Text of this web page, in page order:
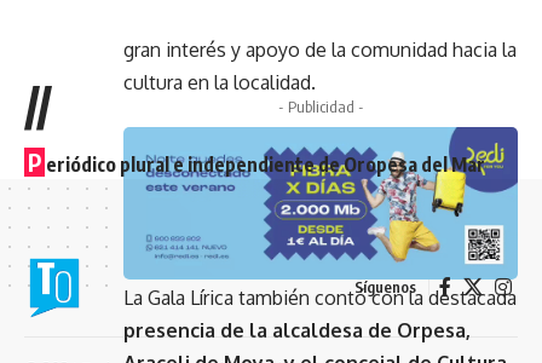
gran interés y apoyo de la comunidad hacia la
cultura en la localidad.
- Publicidad -
La Gala Lírica también contó con la destacada
presencia de la alcaldesa de Orpesa,
//
P eriódico plural e independiente de Oropesa del Mar
Síguenos